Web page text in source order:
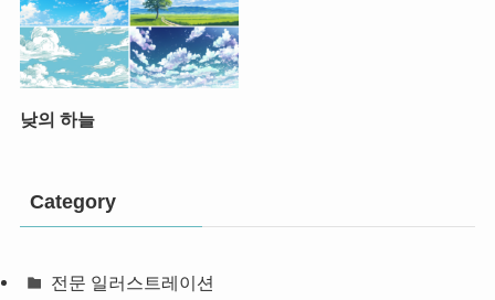
낮의 하늘
Category
전문 일러스트레이션